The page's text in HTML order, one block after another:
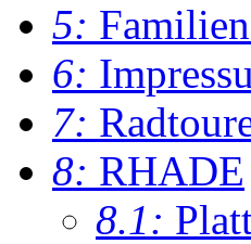
5:
6:
7:
8: RHADE
8.1: